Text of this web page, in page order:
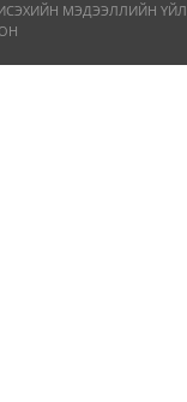
МЭДЭЭЛЛИЙН
ОН